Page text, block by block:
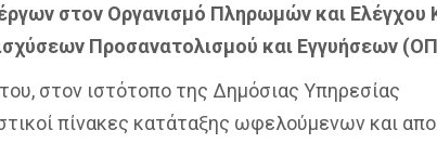
στον Οργανισμό Πληρωμών και Ελέγχου
Προσανατολισμού και Εγγυήσεων
στον ιστότοπο της Δημόσιας Υπηρεσίας
πίνακες κατάταξης ωφελούμενων και